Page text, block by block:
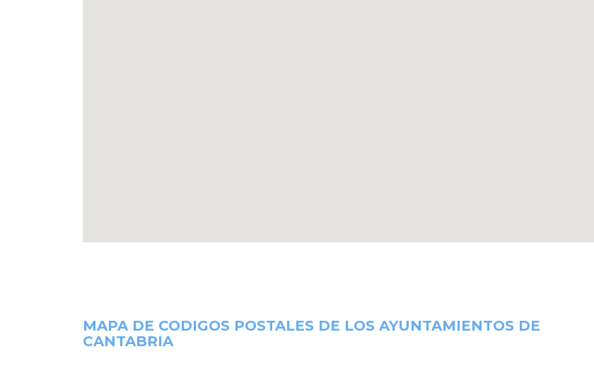
MAPA DE CODIGOS POSTALES DE LOS AYUNTAMIENTOS DE
CANTABRIA